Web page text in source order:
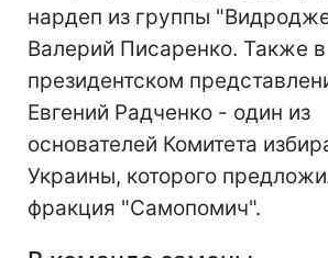
нардеп из группы
Валерий Писаренко. Также в
президентском
Евгений Радченко - один из
основателей Комитета
Украины, которого
фракция "Самопомич".